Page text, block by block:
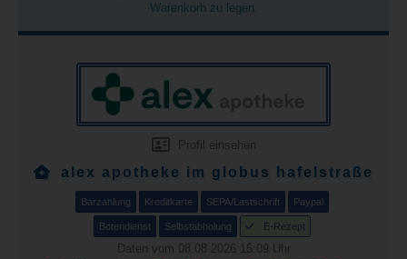
Warenkorb zu legen.
Profil einsehen
alex apotheke im globus hafelstraße
Barzahlung Kreditkarte SEPA/Lastschrift Paypal
Botendienst Selbstabholung E-Rezept
Daten vom 08.08.2026 15:09 Uhr